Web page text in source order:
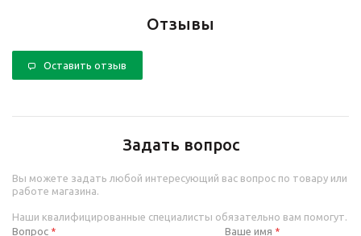
Отзывы
Оставить отзыв
Задать вопрос
Вы можете задать любой интересующий вас вопрос по товару или
работе магазина.
Наши квалифицированные специалисты обязательно вам помогут.
Вопрос * Ваше имя *